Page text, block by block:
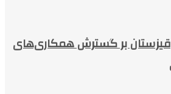
بر گسترش همکاری‌های